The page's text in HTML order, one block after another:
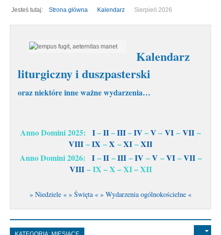
Jesteś tutaj: Strona główna Kalendarz Sierpień 2026
Kalendarz
liturgiczny i duszpasterski
oraz niektóre inne ważne wydarzenia…
Anno Domini 2025: I–II–III–IV–V– VI – VII –
VIII –IX –X –XI –XII
Anno Domini 2026: I–II–III–IV–V–VI–VII–
VIII– IX – X – XI – XII
» Niedziele « » Święta « » Wydarzenia ogólnokościelne «